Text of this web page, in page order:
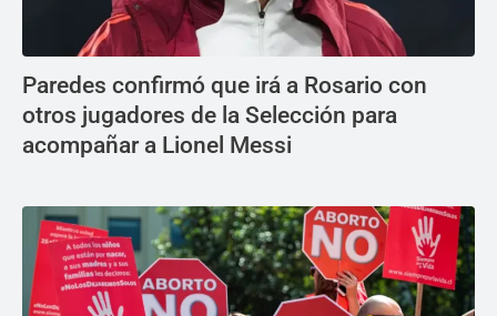
Paredes confirmó que irá a Rosario con
otros jugadores de la Selección para
acompañar a Lionel Messi